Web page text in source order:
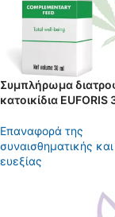
Συμπλήρωμα
κατοικίδια EUFORIS
Eπαναφορά της
συναισθηματικής
ευεξίας